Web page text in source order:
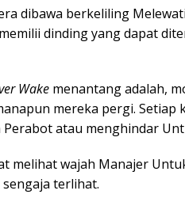
dibawa berkeliling
dinding yang dapat
Wake menantang adalah,
mereka pergi. Setiap
Perabot atau menghindar
melihat wajah Manajer
terlihat.